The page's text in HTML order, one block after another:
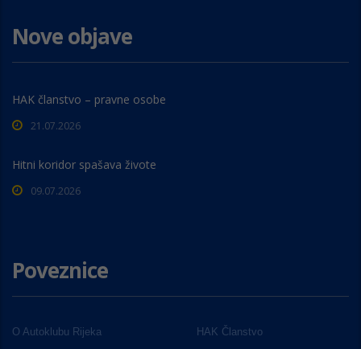
Nove objave
HAK članstvo – pravne osobe
21.07.2026
Hitni koridor spašava živote
09.07.2026
Poveznice
O Autoklubu Rijeka HAK Članstvo